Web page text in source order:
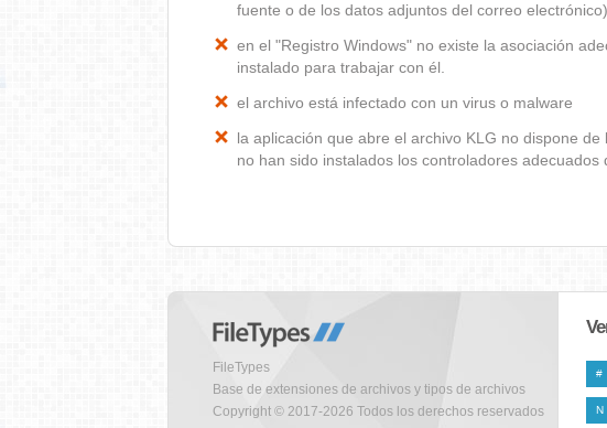
fuente o de los datos adjuntos del correo electrónico)
en el "Registro Windows" no existe la asociación
instalado para trabajar con él.
el archivo está infectado con un virus o malware
la aplicación que abre el archivo KLG no dispone
no han sido instalados los controladores adecuados
FileTypes
Base de extensiones de archivos y tipos de archivos
Copyright © 2017-2026 Todos los derechos reservados
#
N